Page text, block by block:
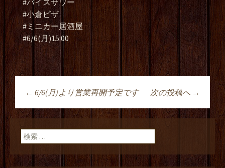
#バイスサワー
#小倉ピザ
#ミニカー居酒屋
#6/6(月)15:00
投稿ナビゲーショ
ン
← 6/6(月)より営業再開予定です 次の投稿へ →
検索: